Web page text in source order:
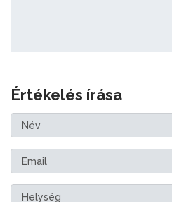
Értékelés írása